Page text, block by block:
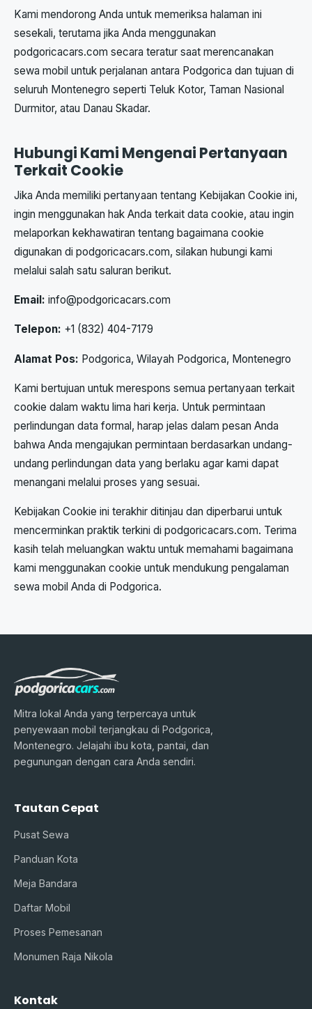
Kami mendorong Anda untuk memeriksa halaman ini
sesekali, terutama jika Anda menggunakan
podgoricacars.com secara teratur saat merencanakan
sewa mobil untuk perjalanan antara Podgorica dan tujuan di
seluruh Montenegro seperti Teluk Kotor, Taman Nasional
Durmitor, atau Danau Skadar.
Hubungi Kami Mengenai Pertanyaan
Terkait Cookie
Jika Anda memiliki pertanyaan tentang Kebijakan Cookie ini,
ingin menggunakan hak Anda terkait data cookie, atau ingin
melaporkan kekhawatiran tentang bagaimana cookie
digunakan di podgoricacars.com, silakan hubungi kami
melalui salah satu saluran berikut.
Email: info@podgoricacars.com
Telepon: +1 (832) 404-7179
Alamat Pos: Podgorica, Wilayah Podgorica, Montenegro
Kami bertujuan untuk merespons semua pertanyaan terkait
cookie dalam waktu lima hari kerja. Untuk permintaan
perlindungan data formal, harap jelas dalam pesan Anda
bahwa Anda mengajukan permintaan berdasarkan undang-
undang perlindungan data yang berlaku agar kami dapat
menangani melalui proses yang sesuai.
Kebijakan Cookie ini terakhir ditinjau dan diperbarui untuk
mencerminkan praktik terkini di podgoricacars.com. Terima
kasih telah meluangkan waktu untuk memahami bagaimana
kami menggunakan cookie untuk mendukung pengalaman
sewa mobil Anda di Podgorica.
Mitra lokal Anda yang terpercaya untuk
penyewaan mobil terjangkau di Podgorica,
Montenegro. Jelajahi ibu kota, pantai, dan
pegunungan dengan cara Anda sendiri.
Tautan Cepat
Pusat Sewa
Panduan Kota
Meja Bandara
Daftar Mobil
Proses Pemesanan
Monumen Raja Nikola
Kontak